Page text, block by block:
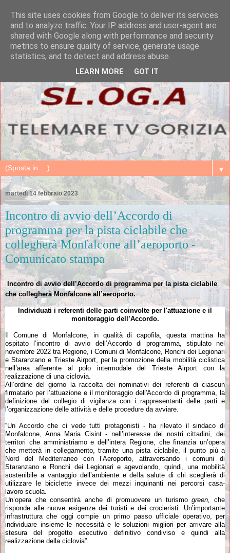
▼
martedì 14 febbraio 2023
Incontro di avvio dell’Accordo di
programma per la pista ciclabile che
collegherà Monfalcone all’aeroporto -
Comunicato stampa
Incontro di avvio dell’Accordo di programma per la pista ciclabile
che collegherà Monfalcone all’aeroporto.
Individuati i referenti delle parti coinvolte per l'attuazione e il
monitoraggio dell’Accordo.
Il Comune di Monfalcone, in qualità di capofila, questa mattina ha
ospitato l’incontro di avvio dell’Accordo di programma, stipulato nel
novembre 2022 tra Regione, i Comuni di Monfalcone, Ronchi dei Legionari
e Staranzano e Trieste Airport, per la promozione della mobilità ciclistica
nell’area afferente al polo intermodale del Trieste Airport con la
realizzazione di una ciclovia.
All’ordine del giorno la raccolta dei nominativi dei referenti di ciascun
firmatario per l’attuazione e il monitoraggio dell'Accordo di programma, la
definizione del collegio di vigilanza con i rappresentanti delle parti e
l’organizzazione delle attività e delle procedure da avviare.
“Un Accordo che ci vede tutti protagonisti - ha rilevato il sindaco di
Monfalcone, Anna Maria Cisint - nell’interesse dei nostri cittadini, dei
territori che amministriamo e dell’intera Regione, che finanzia un’opera
che metterà in collegamento, tramite una pista ciclabile, il punto più a
Nord del Mediterraneo con l’Aeroporto, attraversando i comuni di
Staranzano e Ronchi dei Legionari e agevolando, quindi, una mobilità
sostenibile a vantaggio dell’ambiente e della salute di chi sceglierà di
utilizzare le biciclette invece dei mezzi inquinanti nei percorsi casa-
lavoro-scuola.
Un’opera che consentirà anche di promuovere un turismogreen,che
risponde alle nuove esigenze dei turisti e dei crocieristi. Un’importante
infrastruttura che oggi compie un primo passo ufficiale operativo, per
individuare insieme le necessità e le soluzioni migliori per arrivare alla
stesura del progetto esecutivo definitivo condiviso e quindi alla
realizzazione della ciclovia”.
This site uses cookies from Google to deliver its services
and to analyze traffic. Your IP address and user-agent are
shared with Google along with performance and security
metrics to ensure quality of service, generate usage
statistics, and to detect and address abuse.
LEARN MORE GOT IT